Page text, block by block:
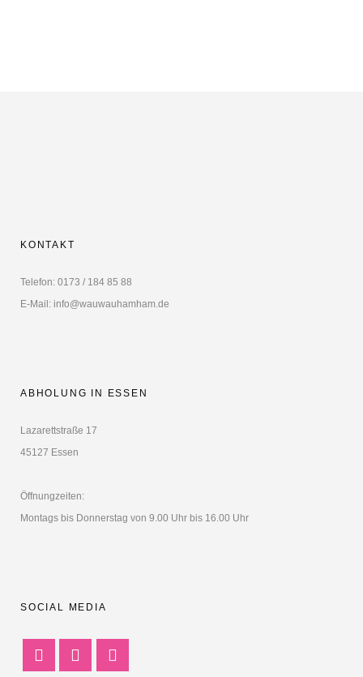
KONTAKT
Telefon: 0173 / 184 85 88
E-Mail: info@wauwauhamham.de
ABHOLUNG IN ESSEN
Lazarettstraße 17
45127 Essen
Öffnungzeiten:
Montags bis Donnerstag von 9.00 Uhr bis 16.00 Uhr
SOCIAL MEDIA